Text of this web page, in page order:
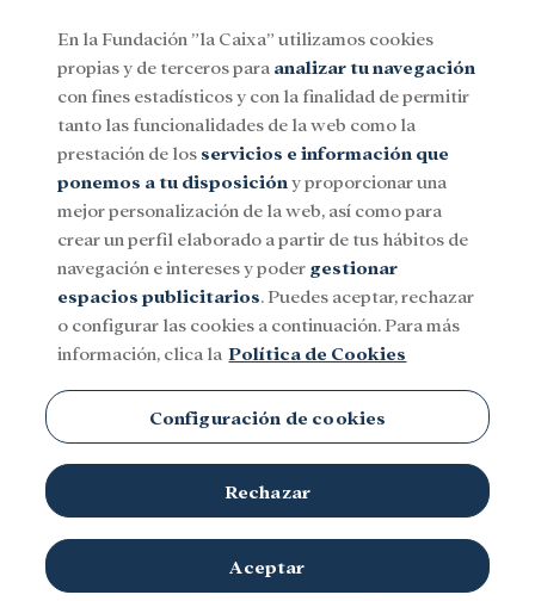
Menu
SocialInvestigación y becasCultura
En la Fundación ”la Caixa” utilizamos cookies
propias y de terceros para analizar tu navegación
con fines estadísticos y con la finalidad de permitir
tanto las funcionalidades de la web como la
prestación de los servicios e información que
ponemos a tu disposición y proporcionar una
mejor personalización de la web, así como para
crear un perfil elaborado a partir de tus hábitos de
navegación e intereses y poder gestionar
espacios publicitarios. Puedes aceptar, rechazar
o configurar las cookies a continuación. Para más
información, clica la Política de Cookies
Configuración de cookies
Rechazar
Aceptar